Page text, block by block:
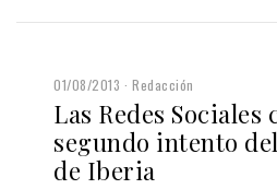
01/08/2013 Redacción
Las Redes
segundo intento
de Iberia